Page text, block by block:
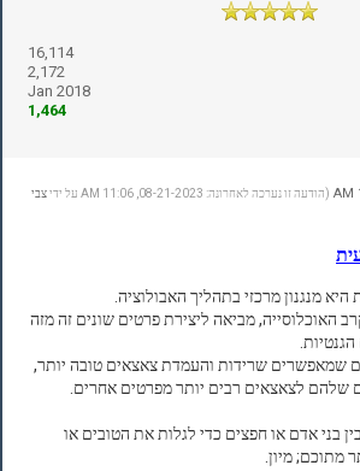
16,114
2,172
Jan 2018
1,464
(הודעה זו נערכה לאחרונה: 08-21-2023, 11:06 AM על ידי
צבי
מנגנון מרכזי בתהליך האבולוציה.
האוכלוסייה, מביאה ליצירת פרטים שונים זה מזה
שמאפשרים שרידות והעמדת צאצאים טובה יותר,
שלהם לצאצאים רבים יותר מפרטים אחרים.
בני אדם או חפצים כדי לגלות את הטובים או
מתוכם; מיון.